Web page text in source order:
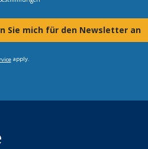
Sie mich für den Newsletter an
apply.